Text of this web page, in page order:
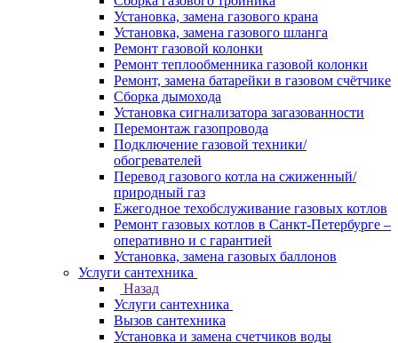
Установка, замена газового крана
Установка, замена газового шланга
Ремонт газовой колонки
Ремонт теплообменника газовой колонки
Ремонт, замена батарейки в газовом счётчике
Сборка дымохода
Установка сигнализатора загазованности
Перемонтаж газопровода
Подключение газовой техники/
обогревателей
Перевод газового котла на сжиженный/
природный газ
Ежегодное техобслуживание газовых котлов
Ремонт газовых котлов в Санкт-Петербурге –
оперативно и с гарантией
Установка, замена газовых баллонов
Услуги сантехника
Назад
Услуги сантехника
Вызов сантехника
Установка и замена счетчиков воды